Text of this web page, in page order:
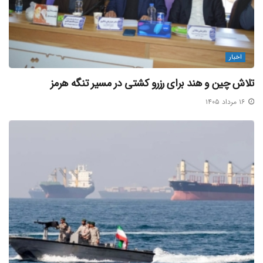
وظایف و نیز قرار گرفتن رانندگان کامیون تحت پوشش قوانین کار
و تامین اجتماعی، این اقدام را تنها از طریق تشکیل صندوق
حمایت و ذخیره و بیمه رانندگان کامیون میسر دانسته و تاکید
کرده است: این امر تنها با اراده و انجام وظایف مدیران متولی
رسمی حمل و نقل جاده ای کشور و مطالبه گری تشکلات کارگری
سربازان خط مقدم خدمت رسانی به جامعه تحقق خواهد یافت.
جمعی از رانندگان کامیون نیز در شبکه های اجتماعی کشته شدن
همکاران خود در حادثه انفجار بندر شهید رجایی را زخمی عمیق بر
پیکر جامعه حمل و نقل ایران ذکر کرده و آن را محصول مستقیم،
ضعف نظارت و اهمال آشکار در فرآیندهای ایمنی و مدیریت
بندری دانسته اند.
انجمن صنفی رانندگان شهرستان مهریز در پیامی با ابراز همدردی
اخبار
تلاش چین و هند برای رزرو کشتی در مسیر تنگه هرمز